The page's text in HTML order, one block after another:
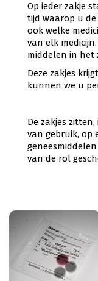
Op ieder zakje
tijd waarop u
ook welke
van elk
middelen in het
Deze zakjes
kunnen we u
De zakjes
van gebruik, op
van de rol